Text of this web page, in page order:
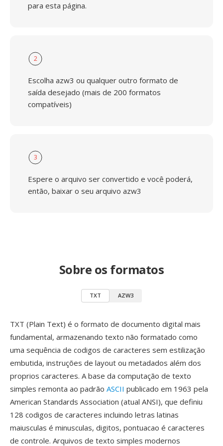
para esta página.
2
Escolha azw3 ou qualquer outro formato de
saída desejado (mais de 200 formatos
compatíveis)
3
Espere o arquivo ser convertido e você poderá,
então, baixar o seu arquivo azw3
Sobre os formatos
TXT AZW3
TXT (Plain Text) é o formato de documento digital mais
fundamental, armazenando texto não formatado como
uma sequência de codigos de caracteres sem estilização
embutida, instruções de layout ou metadados além dos
proprios caracteres. A base da computação de texto
simples remonta ao padrão ASCII publicado em 1963 pela
American Standards Association (atual ANSI), que definiu
128 codigos de caracteres incluindo letras latinas
maiusculas é minusculas, digitos, pontuacao é caracteres
de controle. Arquivos de texto simples modernos